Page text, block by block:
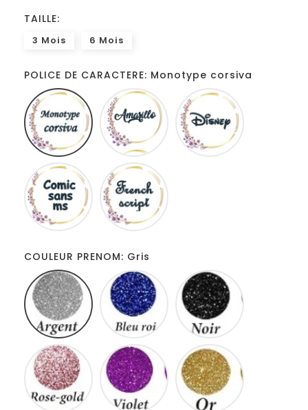
TAILLE:
3 Mois 6 Mois
POLICE DE CARACTERE: Monotype corsiva
Monotype
corsiva
Amarillo
Comic
sans
ms
COULEUR PRENOM: Gris
Rose
gold
Violet